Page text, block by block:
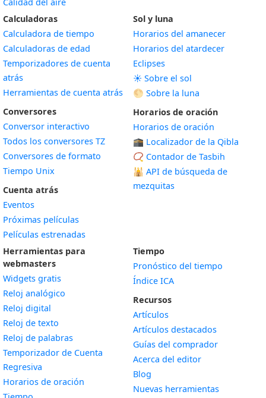
Calculadoras
Calculadora de tiempo
Calculadoras de edad
Temporizadores de cuenta
atrás
Herramientas de cuenta atrás
Conversores
Conversor interactivo
Todos los conversores TZ
Conversores de formato
Tiempo Unix
Cuenta atrás
Eventos
Próximas películas
Películas estrenadas
Sol y luna
Horarios del amanecer
Horarios del atardecer
Eclipses
☀️ Sobre el sol
🌕 Sobre la luna
Horarios de oración
Horarios de oración
🕋 Localizador de la Qibla
📿 Contador de Tasbih
🕌 API de búsqueda de
mezquitas
Herramientas para
webmasters
Widgets gratis
Reloj analógico
Reloj digital
Reloj de texto
Reloj de palabras
Temporizador de Cuenta
Regresiva
Horarios de oración
Tiempo
Pronóstico del tiempo
Índice ICA
Recursos
Artículos
Artículos destacados
Guías del comprador
Acerca del editor
Blog
Nuevas herramientas